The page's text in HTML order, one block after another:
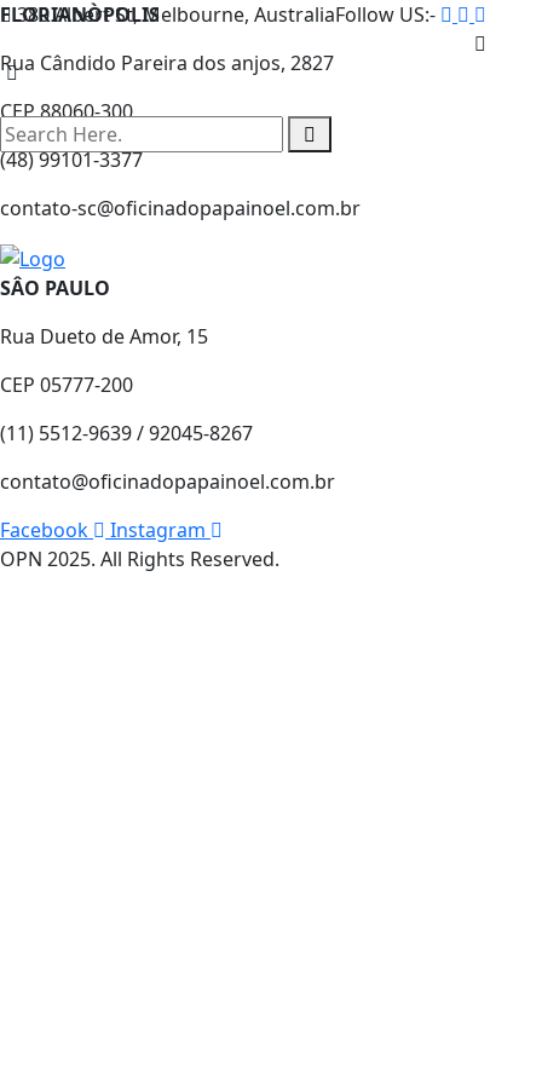
380 Albert St, Melbourne, AustraliaFollow US:-
FLORIANÒPOLIS
Rua Cândido Pareira dos anjos, 2827
CEP 88060-300
(48) 99101-3377
contato-sc@oficinadopapainoel.com.br
SÂO PAULO
Rua Dueto de Amor, 15
CEP 05777-200
(11) 5512-9639 / 92045-8267
contato@oficinadopapainoel.com.br
Facebook
Instagram
OPN 2025. All Rights Reserved.